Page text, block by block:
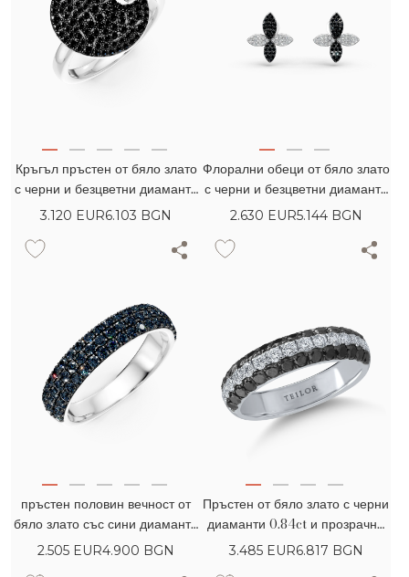
Кръгъл пръстен от бяло злато
с черни и безцветни диаманти
0.86кт
3.120 EUR6.103 BGN
Флорални обеци от бяло злато
с черни и безцветни диаманти
1.02кт
2.630 EUR5.144 BGN
пръстен половин вечност от
бяло злато със сини диаманти
0.92кt
2.505 EUR4.900 BGN
Пръстен от бяло злато с черни
диаманти 0.84ct и прозрачни
диаманти 0.44ct
3.485 EUR6.817 BGN